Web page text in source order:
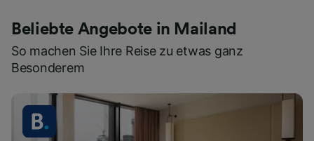
Beliebte Angebote in Mailand
So machen Sie Ihre Reise zu etwas ganz
Besonderem